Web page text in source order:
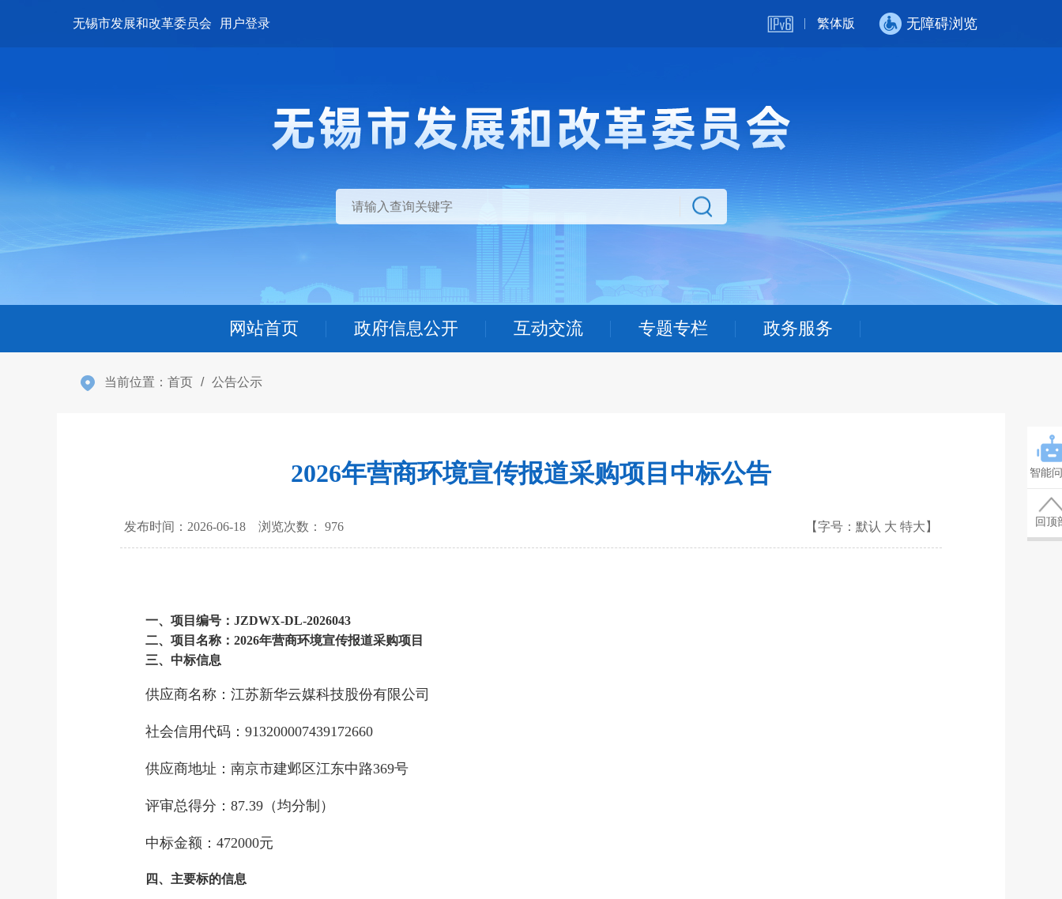
无锡市发展和改革委员会 用户登录 繁体版 无障碍浏览
网站首页 政府信息公开 互动交流 专题专栏 政务服务
当前位置： 首页 / 公告公示
2026年营商环境宣传报道采购项目中标公告
发布时间：2026-06-18 浏览次数： 976 【字号： 默认 大 特大 】
一、项目编号：JZDWX-DL-2026043
二、项目名称：2026年营商环境宣传报道采购项目
三、 中标信息
供应商名称：江苏新华云媒科技股份有限公司
社会信用代码： 913200007439172660
供应商地址：南京市建邺区江东中路369号
评审总得分： 87.39（均分制）
中标金额： 472000元
四、主要标的信息
智能
回顶